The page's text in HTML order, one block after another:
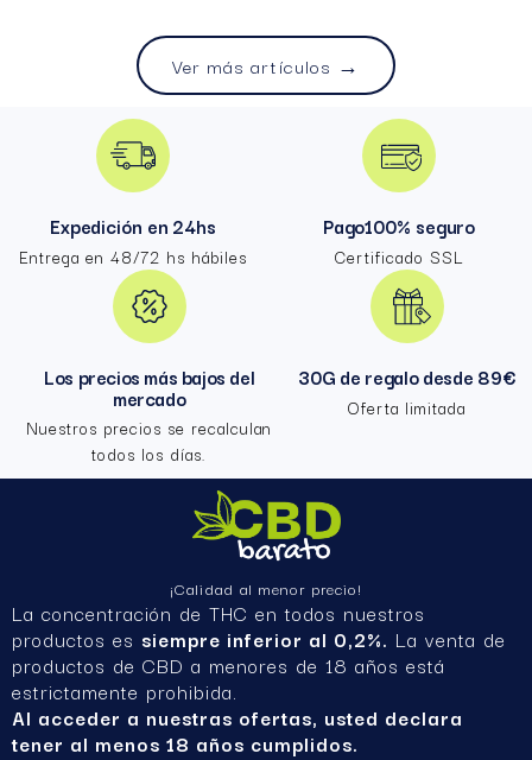
Ver más artículos →
Expedición en 24hs
Entrega en 48/72 hs hábiles
Pago100% seguro
Certificado SSL
Los precios más bajos del
mercado
Nuestros precios se recalculan
todos los días.
30G de regalo desde 89€
Oferta limitada
¡Calidad al menor precio!
La concentración de THC en todos nuestros
productos es siempre inferior al 0,2%. La venta de
productos de CBD a menores de 18 años está
estrictamente prohibida.
Al acceder a nuestras ofertas, usted declara
tener al menos 18 años cumplidos.